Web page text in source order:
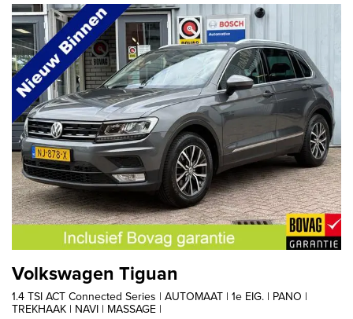
Volkswagen Tiguan
1.4 TSI ACT Connected Series | AUTOMAAT | 1e EIG. | PANO |
TREKHAAK | NAVI | MASSAGE |